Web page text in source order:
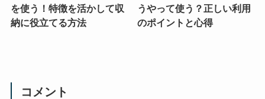
を使う！特徴を活かして収
納に役立てる方法
うやって使う？正しい利用
のポイントと心得
コメント